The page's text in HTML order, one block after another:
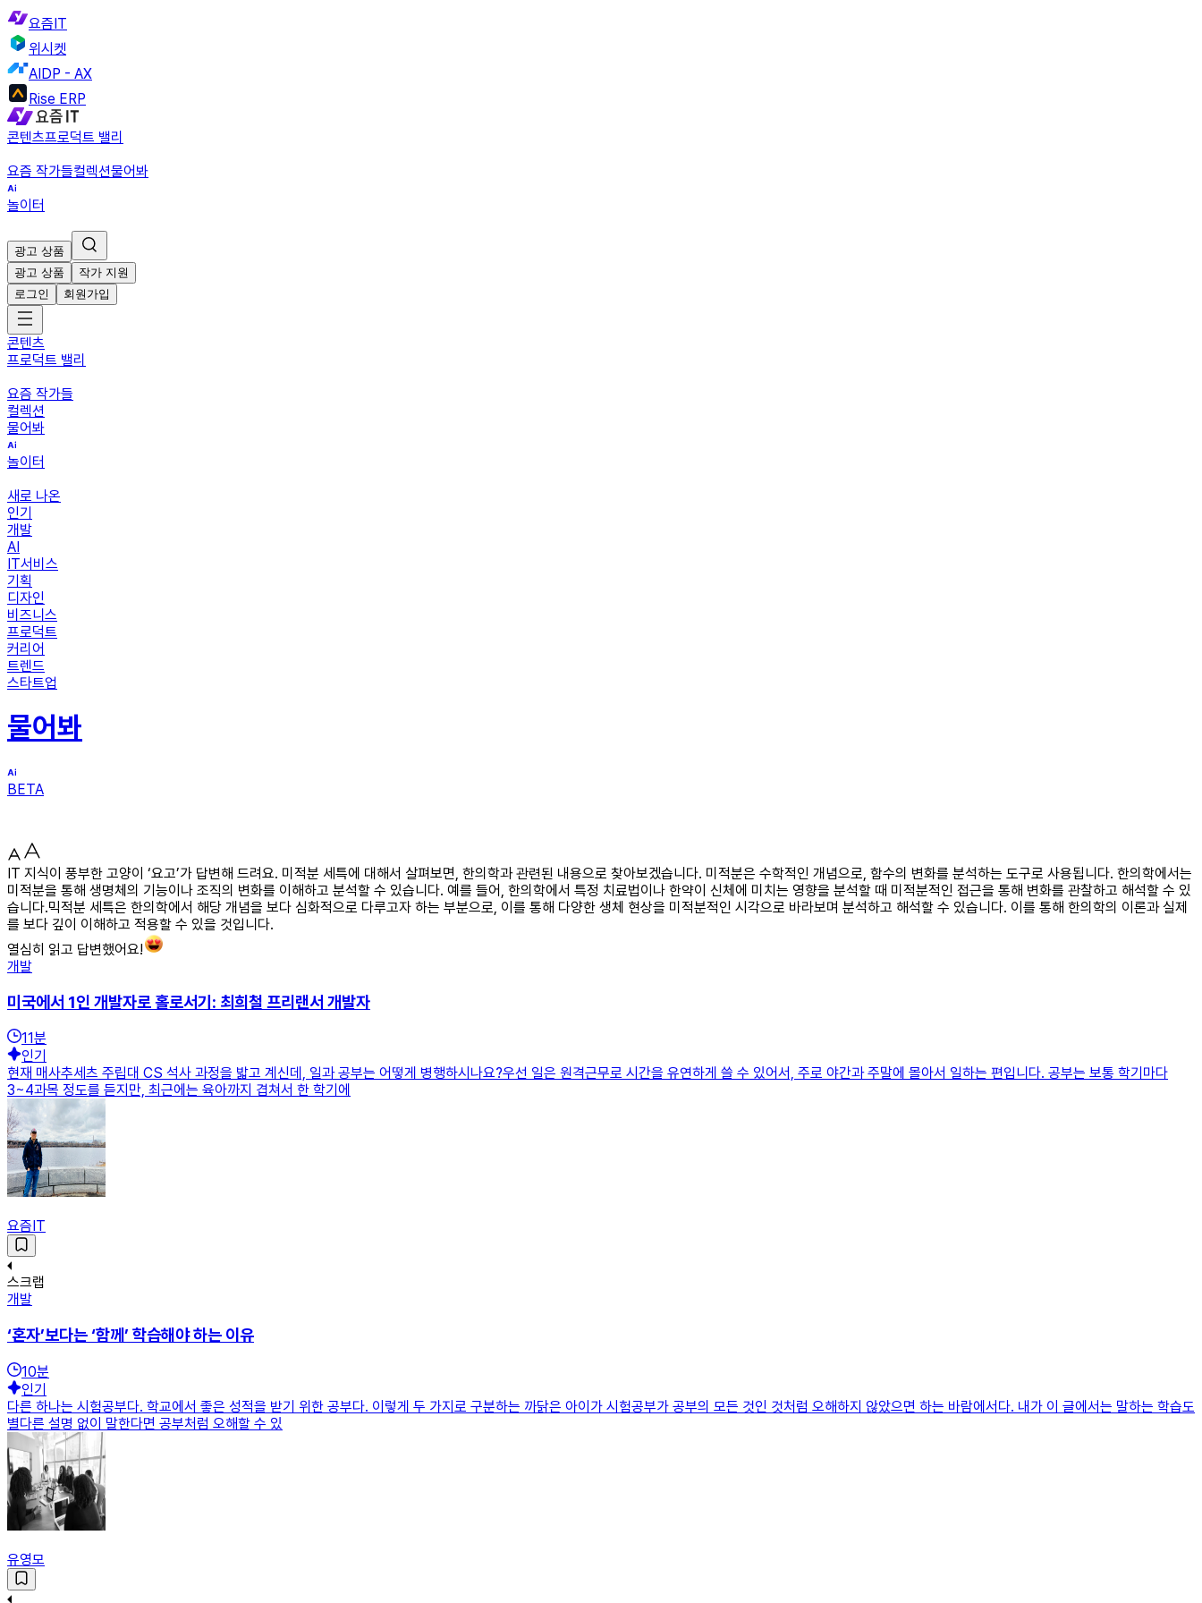
요즘IT
위시켓
AIDP - AX
Rise ERP
콘텐츠프로덕트 밸리
요즘 작가들컬렉션물어봐
놀이터
광고 상품
광고 상품
작가 지원
로그인
회원가입
콘텐츠
프로덕트 밸리
요즘 작가들
컬렉션
물어봐
놀이터
새로 나온
인기
개발
AI
IT서비스
기획
디자인
비즈니스
프로덕트
커리어
트렌드
스타트업
물어봐
BETA
IT 지식이 풍부한 고양이 ‘요고’가 답변해 드려요. 미적분 세특에 대해서 살펴보면, 한의학과 관련된 내용으로 찾아보겠습니다. 미적분은 수학적인 개념으로, 함수의 변화를 분석하는 도구로 사용됩니다. 한의학에서는
미적분을 통해 생명체의 기능이나 조직의 변화를 이해하고 분석할 수 있습니다. 예를 들어, 한의학에서 특정 치료법이나 한약이 신체에 미치는 영향을 분석할 때 미적분적인 접근을 통해 변화를 관찰하고 해석할 수 있
습니다.믹적분 세특은 한의학에서 해당 개념을 보다 심화적으로 다루고자 하는 부분으로, 이를 통해 다양한 생체 현상을 미적분적인 시각으로 바라보며 분석하고 해석할 수 있습니다. 이를 통해 한의학의 이론과 실제
를 보다 깊이 이해하고 적용할 수 있을 것입니다.
열심히 읽고 답변했어요!
개발
미국에서 1인 개발자로 홀로서기: 최희철 프리랜서 개발자
11분
인기
현재 매사추세츠 주립대 CS 석사 과정을 밟고 계신데, 일과 공부는 어떻게 병행하시나요?우선 일은 원격근무로 시간을 유연하게 쓸 수 있어서, 주로 야간과 주말에 몰아서 일하는 편입니다. 공부는 보통 학기마다
3~4과목 정도를 듣지만, 최근에는 육아까지 겹쳐서 한 학기에
요즘IT
스크랩
개발
‘혼자’보다는 ‘함께’ 학습해야 하는 이유
10분
인기
다른 하나는 시험공부다. 학교에서 좋은 성적을 받기 위한 공부다. 이렇게 두 가지로 구분하는 까닭은 아이가 시험공부가 공부의 모든 것인 것처럼 오해하지 않았으면 하는 바람에서다. 내가 이 글에서는 말하는 학습도
별다른 설명 없이 말한다면 공부처럼 오해할 수 있
유영모